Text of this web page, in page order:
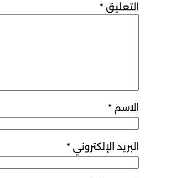
التعليق *
الاسم *
البريد الإلكتروني *